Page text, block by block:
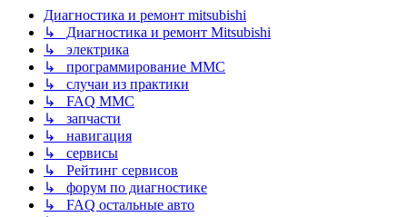
Диагностика и ремонт mitsubishi
↳ Диагностика и ремонт Mitsubishi
↳ электрика
↳ программирование MMC
↳ случаи из практики
↳ FAQ MMC
↳ запчасти
↳ навигация
↳ сервисы
↳ Рейтинг сервисов
↳ форум по диагностике
↳ FAQ остальные авто